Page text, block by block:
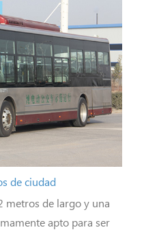
de ciudad
metros de largo y una
apto para ser